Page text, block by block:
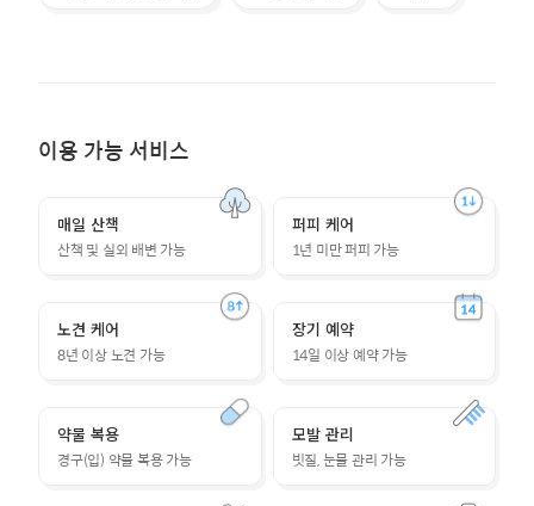
이용 가능 서비스
매일 산책
산책 및 실외 배변 가능
퍼피 케어
1년 미만 퍼피 가능
노견 케어
8년 이상 노견 가능
장기 예약
14일 이상 예약 가능
약물 복용
경구(입) 약물 복용 가능
모발 관리
빗질, 눈물 관리 가능